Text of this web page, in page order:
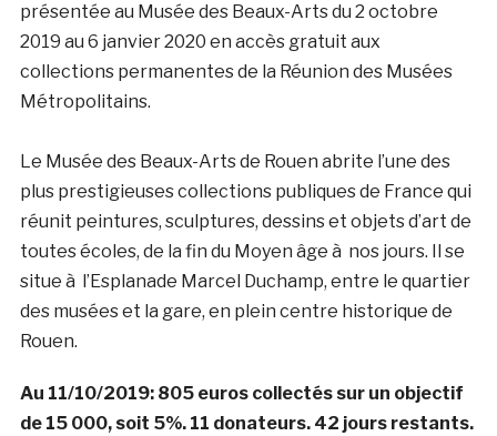
présentée au Musée des Beaux-Arts du 2 octobre
2019 au 6 janvier 2020 en accès gratuit aux
collections permanentes de la Réunion des Musées
Métropolitains.
Le Musée des Beaux-Arts de Rouen abrite l’une des
plus prestigieuses collections publiques de France qui
réunit peintures, sculptures, dessins et objets d’art de
toutes écoles, de la fin du Moyen âge à nos jours. Il se
situe à l’Esplanade Marcel Duchamp, entre le quartier
des musées et la gare, en plein centre historique de
Rouen.
Au 11/10/2019: 805 euros collectés sur un objectif
de 15 000, soit 5%. 11 donateurs. 42 jours restants.